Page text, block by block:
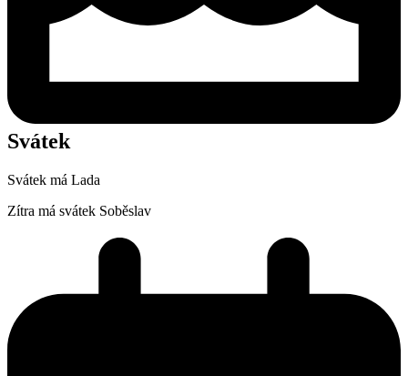
Svátek
Svátek má Lada
Zítra má svátek Soběslav